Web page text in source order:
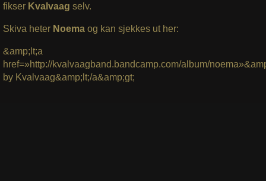
fikser Kvalvaag selv.
Skiva heter Noema og kan sjekkes ut her:
&amp;lt;a
href=»http://kvalvaagband.bandcamp.com/album/
by Kvalvaag&amp;lt;/a&amp;gt;